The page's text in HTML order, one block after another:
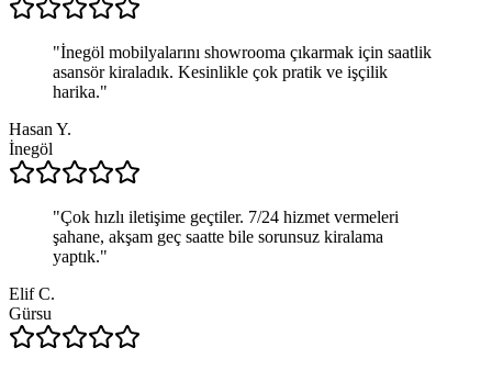
"İnegöl mobilyalarını showrooma çıkarmak için saatlik
asansör kiraladık. Kesinlikle çok pratik ve işçilik
harika."
Hasan Y.
İnegöl
"Çok hızlı iletişime geçtiler. 7/24 hizmet vermeleri
şahane, akşam geç saatte bile sorunsuz kiralama
yaptık."
Elif C.
Gürsu